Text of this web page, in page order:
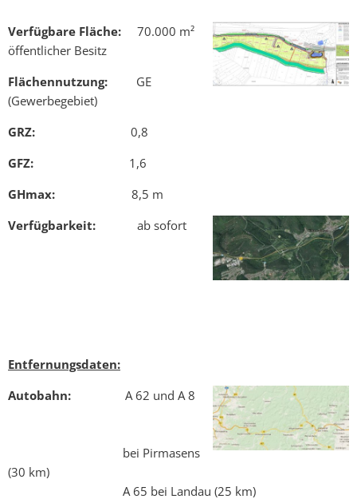
Verfügbare Fläche: 70.000 m²
öffentlicher Besitz
Flächennutzung: GE
(Gewerbegebiet)
GRZ: 0,8
GFZ:
1,6
GHmax:
8,5 m
Verfügbarkeit: ab sofort
Entfernungsdaten:
Autobahn: A 62 und A 8
bei Pirmasens
(30 km)
A 65 bei Landau (25 km)